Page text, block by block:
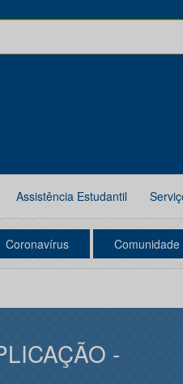
Assistência Estudantil
Coronavírus
-